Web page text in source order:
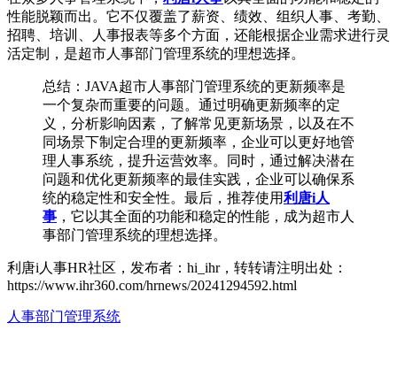
性能脱颖而出。它不仅覆盖了薪资、绩效、组织人事、考勤、
招聘、培训、人事报表等多个方面，还能根据企业需求进行灵
活定制，是超市人事部门管理系统的理想选择。
总结：JAVA超市人事部门管理系统的更新频率是
一个复杂而重要的问题。通过明确更新频率的定
义，分析影响因素，了解常见更新场景，以及在不
同场景下制定合理的更新频率，企业可以更好地管
理人事系统，提升运营效率。同时，通过解决潜在
问题和优化更新频率的最佳实践，企业可以确保系
统的稳定性和安全性。最后，推荐使用利唐i人
事 ，它以其全面的功能和稳定的性能，成为超市人
事部门管理系统的理想选择。
利唐i人事HR社区，发布者：hi_ihr，转转请注明出处：
https://www.ihr360.com/hrnews/20241294592.html
人事部门管理系统